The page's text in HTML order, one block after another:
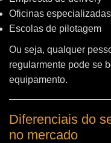
Oficinas especializadas
Escolas de pilotagem
Ou seja, qualquer
regularmente pode se
equipamento.
Diferenciais do
no mercado